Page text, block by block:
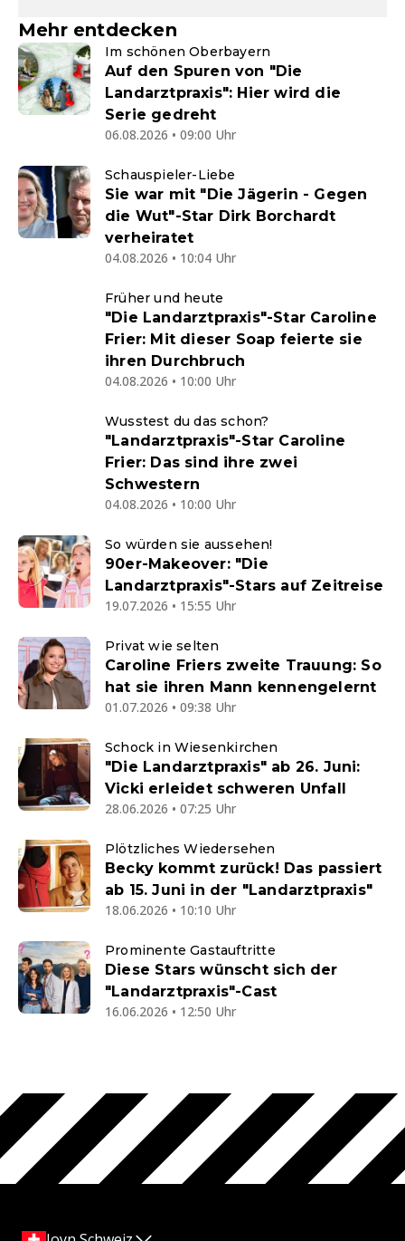
Mehr entdecken
Im schönen Oberbayern
Auf den Spuren von "Die
Landarztpraxis": Hier wird die
Serie gedreht
06.08.2026 • 09:00 Uhr
Schauspieler-Liebe
Sie war mit "Die Jägerin - Gegen
die Wut"-Star Dirk Borchardt
verheiratet
04.08.2026 • 10:04 Uhr
Früher und heute
"Die Landarztpraxis"-Star Caroline
Frier: Mit dieser Soap feierte sie
ihren Durchbruch
04.08.2026 • 10:00 Uhr
Wusstest du das schon?
"Landarztpraxis"-Star Caroline
Frier: Das sind ihre zwei
Schwestern
04.08.2026 • 10:00 Uhr
So würden sie aussehen!
90er-Makeover: "Die
Landarztpraxis"-Stars auf Zeitreise
19.07.2026 • 15:55 Uhr
Privat wie selten
Caroline Friers zweite Trauung: So
hat sie ihren Mann kennengelernt
01.07.2026 • 09:38 Uhr
Schock in Wiesenkirchen
"Die Landarztpraxis" ab 26. Juni:
Vicki erleidet schweren Unfall
28.06.2026 • 07:25 Uhr
Plötzliches Wiedersehen
Becky kommt zurück! Das passiert
ab 15. Juni in der "Landarztpraxis"
18.06.2026 • 10:10 Uhr
Prominente Gastauftritte
Diese Stars wünscht sich der
"Landarztpraxis"-Cast
16.06.2026 • 12:50 Uhr